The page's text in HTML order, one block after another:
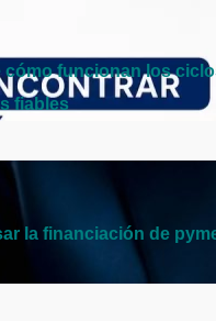
funcionan los
fiables
la financiación de